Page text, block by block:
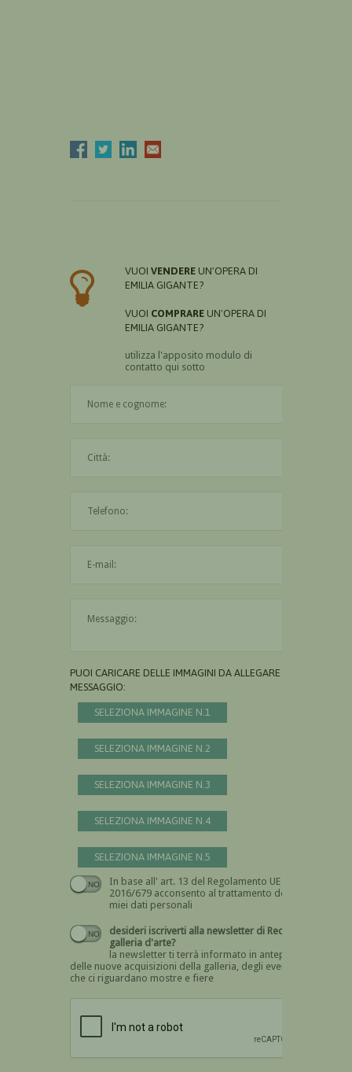
VUOI VENDERE UN'OPERA DI
EMILIA GIGANTE?
VUOI COMPRARE UN'OPERA DI
EMILIA GIGANTE?
utilizza l'apposito modulo di
contatto qui sotto
PUOI CARICARE DELLE IMMAGINI DA ALLEGARE AL
MESSAGGIO:
SELEZIONA IMMAGINE N.1
SELEZIONA IMMAGINE N.2
SELEZIONA IMMAGINE N.3
SELEZIONA IMMAGINE N.4
SELEZIONA IMMAGINE N.5
In base all' art. 13 del Regolamento UE n.
2016/679 acconsento al trattamento dei
miei dati personali
Devi dare il consenso
desideri iscriverti alla newsletter di Recta
galleria d'arte?
la newsletter ti terrà informato in anteprima
delle nuove acquisizioni della galleria, degli eventi
che ci riguardano mostre e fiere